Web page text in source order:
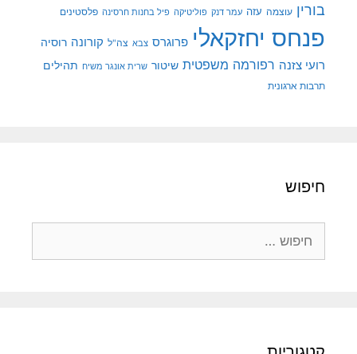
בורין עוצמה עזה עמר דנק פוליטיקה פיל בחנות חרסינה פלסטינים
פנחס יחזקאלי פרוגרס צבא צה"ל קורונה רוסיה
רועי צזנה רפורמה משפטית שיטור שרית אונגר משיח תהילים
תרבות ארגונית
חיפוש